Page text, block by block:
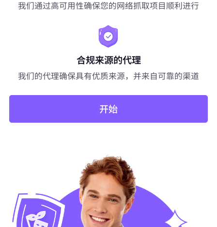
我们通过高可用性确保您的网络抓取项目顺利进行
合规来源的代理
我们的代理确保具有优质来源，并来自可靠的渠道
开始